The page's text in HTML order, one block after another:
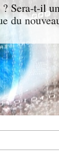
Sera-t-il
du